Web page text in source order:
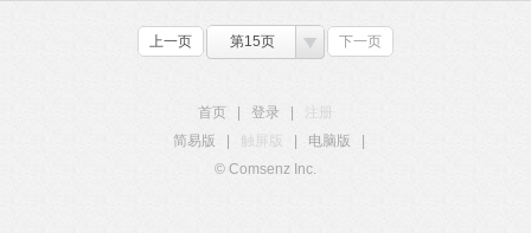
上一页 第15页 下一页
首页 登录
简易版
触屏版 电脑版
© Comsenz Inc.